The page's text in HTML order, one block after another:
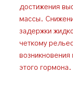
достижения
массы.
задержки
четкому
этого гормона.